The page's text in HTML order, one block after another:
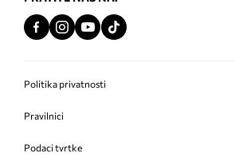
Politika privatnosti
Pravilnici
Podaci tvrtke